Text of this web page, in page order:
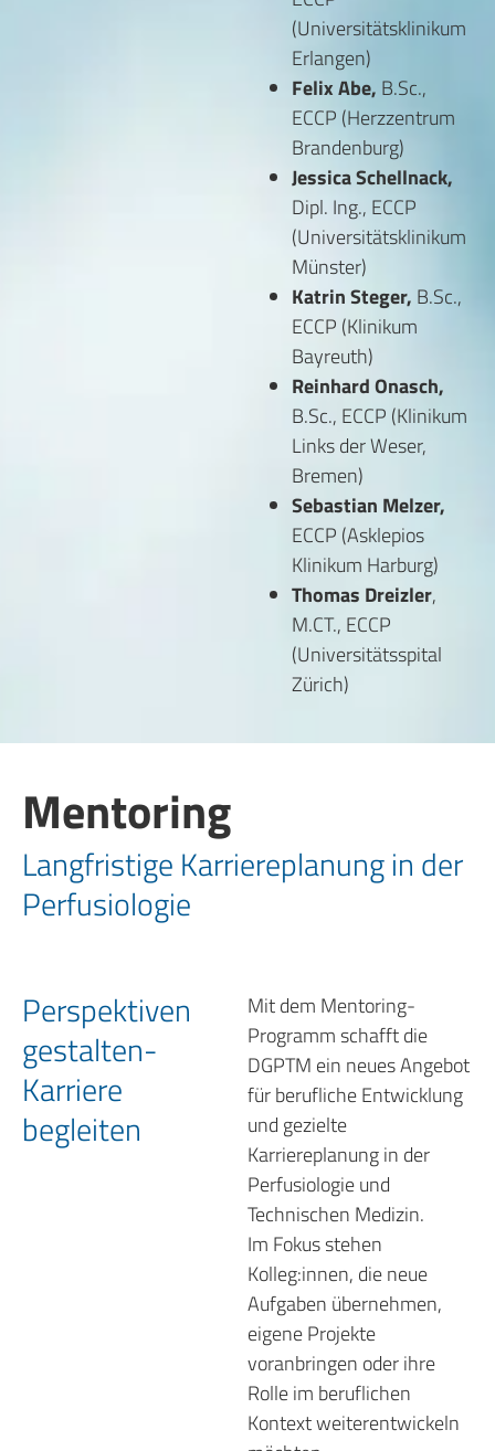
(Universitätsklinikum
Erlangen)
Felix Abe, B.Sc.,
ECCP (Herzzentrum
Brandenburg)
Jessica Schellnack,
Dipl. Ing., ECCP
(Universitätsklinikum
Münster)
Katrin Steger, B.Sc.,
ECCP (Klinikum
Bayreuth)
Reinhard Onasch,
B.Sc., ECCP (Klinikum
Links der Weser,
Bremen)
Sebastian Melzer,
ECCP (Asklepios
Klinikum Harburg)
Thomas Dreizler,
M.CT., ECCP
(Universitätsspital
Zürich)
Mentoring
Langfristige Karriereplanung in der
Perfusiologie
Perspektiven
gestalten-
Karriere
begleiten
Mit dem Mentoring-
Programm schafft die
DGPTM ein neues Angebot
für berufliche Entwicklung
und gezielte
Karriereplanung in der
Perfusiologie und
Technischen Medizin.
Im Fokus stehen
Kolleg:innen, die neue
Aufgaben übernehmen,
eigene Projekte
voranbringen oder ihre
Rolle im beruflichen
Kontext weiterentwickeln